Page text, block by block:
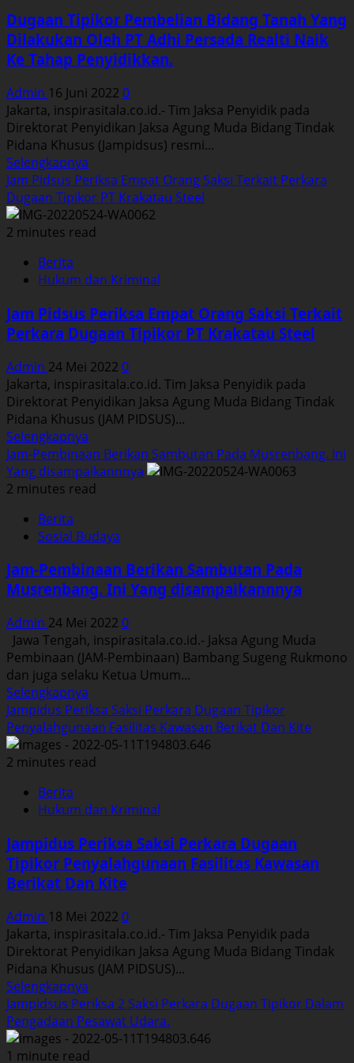
Anggaran
dan
Kinerja
Dugaan Tipikor Pembelian Bidang Tanah Yang
Dilakukan Oleh PT Adhi Persada Realti Naik
Ke Tahap Penyidikkan.
Admin 16 Juni 2022 0
Jakarta, inspirasitala.co.id.- Tim Jaksa Penyidik pada
Direktorat Penyidikan Jaksa Agung Muda Bidang Tindak
Pidana Khusus (Jampidsus) resmi...
Selengkapnya
more
about
Dugaan
Tipikor
Tanah
Dilakukan
Oleh
Adhi
Persada
Realti
Naik
Ke
Tahap
Penyidikkan.
Jam Pidsus Periksa Empat Orang Saksi Terkait Perkara
Dugaan Tipikor PT Krakatau Steel
2 minutes read
Berita
Hukum dan Kriminal
Jam Pidsus Periksa Empat Orang Saksi Terkait
Perkara Dugaan Tipikor PT Krakatau Steel
Admin 24 Mei 2022 0
Jakarta, inspirasitala.co.id. Tim Jaksa Penyidik pada
Direktorat Penyidikan Jaksa Agung Muda Bidang Tindak
Pidana Khusus (JAM PIDSUS)...
Selengkapnya
more
about
Jam
Empat
Saksi
Terkait
Dugaan
Tipikor
PT
Krakatau
Steel
Jam-Pembinaan Berikan Sambutan Pada Musrenbang. Ini
Yang disampaikannnya
2 minutes read
Berita
Sosial Budaya
Jam-Pembinaan Berikan Sambutan Pada
Musrenbang. Ini Yang disampaikannnya
Admin 24 Mei 2022 0
Jawa Tengah, inspirasitala.co.id.- Jaksa Agung Muda
Pembinaan (JAM-Pembinaan) Bambang Sugeng Rukmono
dan juga selaku Ketua Umum...
Selengkapnya
more
about
Jam-
Pembinaan
Pada
Ini
Yang
disampaikannnya
Jampidus Periksa Saksi Perkara Dugaan Tipikor
Penyalahgunaan Fasilitas Kawasan Berikat Dan Kite
2 minutes read
Berita
Hukum dan Kriminal
Jampidus Periksa Saksi Perkara Dugaan
Tipikor Penyalahgunaan Fasilitas Kawasan
Berikat Dan Kite
Admin 18 Mei 2022 0
Jakarta, inspirasitala.co.id.- Tim Jaksa Penyidik pada
Direktorat Penyidikan Jaksa Agung Muda Bidang Tindak
Pidana Khusus (JAM PIDSUS)...
Selengkapnya
more
about
Jampidus
Periksa
Jampidsus Periksa 2 Saksi Perkara Dugaan Tipikor Dalam
Pengadaan Pesawat Udara.
1 minute read